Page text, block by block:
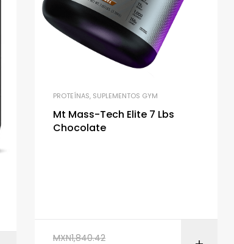
PROTEÍNAS, SUPLEMENTOS GYM
Mt Mass-Tech Elite 7 Lbs
Chocolate
MXN1,840.42